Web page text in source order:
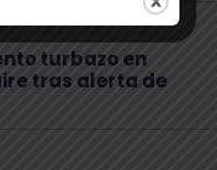
turbazo en
tras alerta de